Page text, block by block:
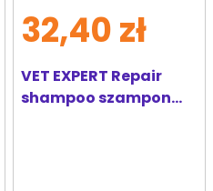
VET EXPERT Repair
shampoo szampon
32,40 zł